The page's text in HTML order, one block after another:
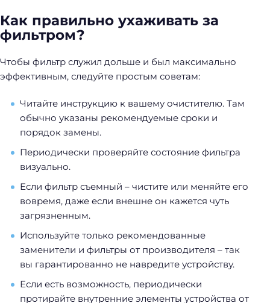
Как правильно ухаживать за
фильтром?
Чтобы фильтр служил дольше и был максимально
эффективным, следуйте простым советам:
Читайте инструкцию к вашему очистителю. Там
обычно указаны рекомендуемые сроки и
порядок замены.
Периодически проверяйте состояние фильтра
визуально.
Если фильтр съемный – чистите или меняйте его
вовремя, даже если внешне он кажется чуть
загрязненным.
Используйте только рекомендованные
заменители и фильтры от производителя – так
вы гарантированно не навредите устройству.
Если есть возможность, периодически
протирайте внутренние элементы устройства от